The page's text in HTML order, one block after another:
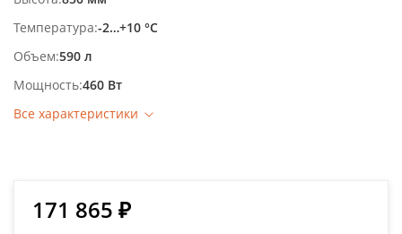
Температура -2…+10 °С
Объем 590 л
Мощность 460 Вт
Все характеристики
171 865 ₽